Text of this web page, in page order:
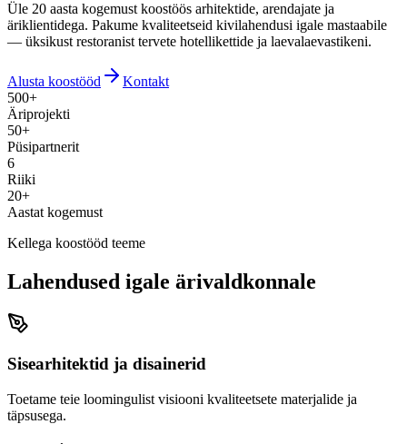
Üle 20 aasta kogemust koostöös arhitektide, arendajate ja
äriklientidega. Pakume kvaliteetseid kivilahendusi igale mastaabile
— üksikust restoranist tervete hotellikettide ja laevalaevastikeni.
Alusta koostööd
Kontakt
500+
Äriprojekti
50+
Püsipartnerit
6
Riiki
20+
Aastat kogemust
Kellega koostööd teeme
Lahendused igale ärivaldkonnale
Sisearhitektid ja disainerid
Toetame teie loomingulist visiooni kvaliteetsete materjalide ja
täpsusega.